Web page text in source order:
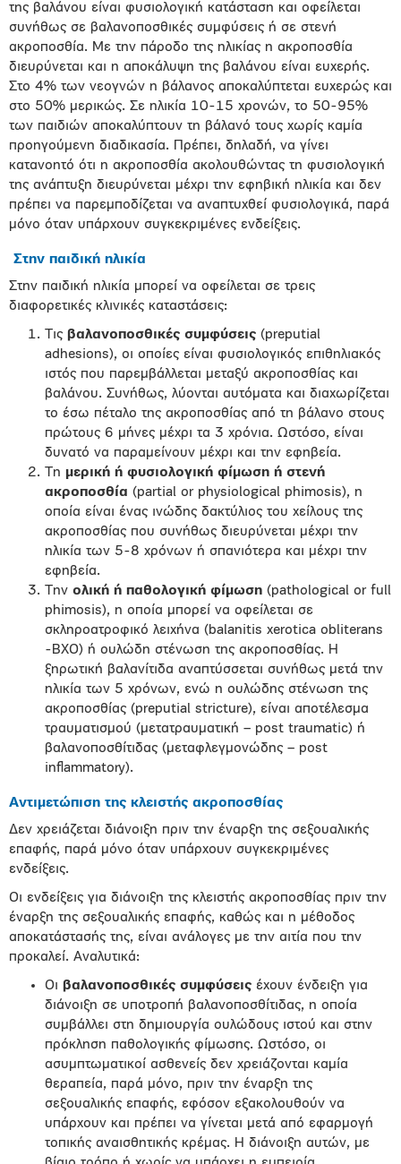
της βαλάνου είναι φυσιολογική κατάσταση και οφείλεται
συνήθως σε βαλανοποσθικές συμφύσεις ή σε στενή
ακροποσθία. Με την πάροδο της ηλικίας η ακροποσθία
διευρύνεται και η αποκάλυψη της βαλάνου είναι ευχερής.
Στο 4% των νεογνών η βάλανος αποκαλύπτεται ευχερώς και
στο 50% μερικώς. Σε ηλικία 10-15 χρονών, το 50-95%
των παιδιών αποκαλύπτουν τη βάλανό τους χωρίς καμία
προηγούμενη διαδικασία. Πρέπει, δηλαδή, να γίνει
κατανοητό ότι η ακροποσθία ακολουθώντας τη φυσιολογική
της ανάπτυξη διευρύνεται μέχρι την εφηβική ηλικία και δεν
πρέπει να παρεμποδίζεται να αναπτυχθεί φυσιολογικά, παρά
μόνο όταν υπάρχουν συγκεκριμένες ενδείξεις.
Στην παιδική ηλικία
Στην παιδική ηλικία μπορεί να οφείλεται σε τρεις
διαφορετικές κλινικές καταστάσεις:
Τις βαλανοποσθικές συμφύσεις (preputial
adhesions), οι οποίες είναι φυσιολογικός επιθηλιακός
ιστός που παρεμβάλλεται μεταξύ ακροποσθίας και
βαλάνου. Συνήθως, λύονται αυτόματα και διαχωρίζεται
το έσω πέταλο της ακροποσθίας από τη βάλανο στους
πρώτους 6 μήνες μέχρι τα 3 χρόνια. Ωστόσο, είναι
δυνατό να παραμείνουν μέχρι και την εφηβεία.
Τη μερική ή φυσιολογική φίμωση ή στενή
ακροποσθία (partial or physiological phimosis), η
οποία είναι ένας ινώδης δακτύλιος του χείλους της
ακροποσθίας που συνήθως διευρύνεται μέχρι την
ηλικία των 5-8 χρόνων ή σπανιότερα και μέχρι την
εφηβεία.
Την ολική ή παθολογική φίμωση (pathological or full
phimosis), η οποία μπορεί να οφείλεται σε
σκληροατροφικό λειχήνα (balanitis xerotica obliterans
-BXO) ή ουλώδη στένωση της ακροποσθίας. Η
ξηρωτική βαλανίτιδα αναπτύσσεται συνήθως μετά την
ηλικία των 5 χρόνων, ενώ η ουλώδης στένωση της
ακροποσθίας (preputial stricture), είναι αποτέλεσμα
τραυματισμού (μετατραυματική – post traumatic) ή
βαλανοποσθίτιδας (μεταφλεγμονώδης – post
inflammatory).
Αντιμετώπιση της κλειστής ακροποσθίας
Δεν χρειάζεται διάνοιξη πριν την έναρξη της σεξουαλικής
επαφής, παρά μόνο όταν υπάρχουν συγκεκριμένες
ενδείξεις.
Οι ενδείξεις για διάνοιξη της κλειστής ακροποσθίας πριν την
έναρξη της σεξουαλικής επαφής, καθώς και η μέθοδος
αποκατάστασής της, είναι ανάλογες με την αιτία που την
προκαλεί. Αναλυτικά:
Οι βαλανοποσθικές συμφύσεις έχουν ένδειξη για
διάνοιξη σε υποτροπή βαλανοποσθίτιδας, η οποία
συμβάλλει στη δημιουργία ουλώδους ιστού και στην
πρόκληση παθολογικής φίμωσης. Ωστόσο, οι
ασυμπτωματικοί ασθενείς δεν χρειάζονται καμία
θεραπεία, παρά μόνο, πριν την έναρξη της
σεξουαλικής επαφής, εφόσον εξακολουθούν να
υπάρχουν και πρέπει να γίνεται μετά από εφαρμογή
τοπικής αναισθητικής κρέμας. Η διάνοιξη αυτών, με